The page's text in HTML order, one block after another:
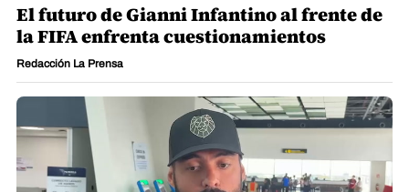
El futuro de Gianni Infantino al frente de
la FIFA enfrenta cuestionamientos
Redacción La Prensa